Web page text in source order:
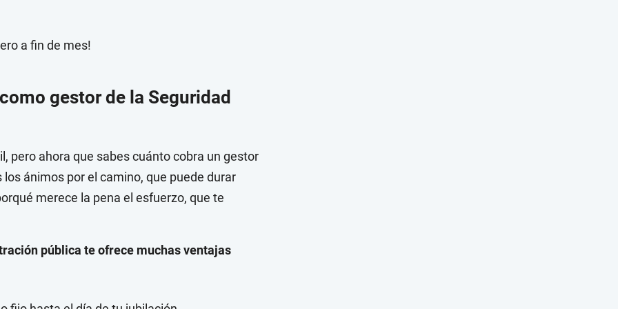
a fin de mes!
gestor de la Seguridad
pero ahora que sabes cuánto cobra un gestor
ánimos por el camino, que puede durar
merece la pena el esfuerzo, que te
pública te ofrece muchas ventajas